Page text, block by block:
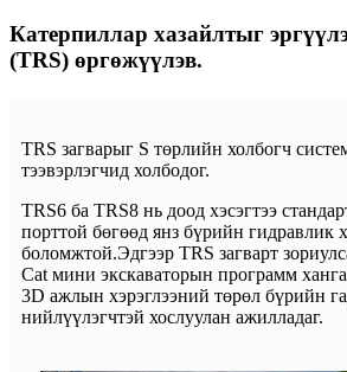
Катерпиллар хазайлтыг
(TRS) өргөжүүлэв.
TRS загварыг S төрлийн холбогч
тээвэрлэгчид холбодог.
TRS6 ба TRS8 нь доод хэсэгтээ
порттой бөгөөд янз бүрийн гидравлик
боломжтой.Эдгээр TRS загварт
Cat мини экскаваторын программ
3D ажлын хэрэглээний төрөл бүрийн
нийлүүлэгчтэй хослуулан ажилладаг.